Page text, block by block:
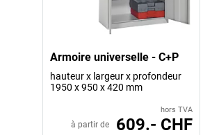
Armoire universelle - C+P
hauteur x largeur x profondeur
1950 x 950 x 420 mm
hors TVA
à partir de 609.- CHF